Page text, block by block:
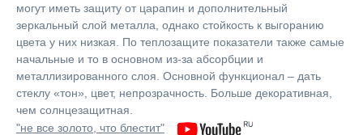
могут иметь защиту от царапин и дополнительный
зеркальный слой металла, однако стойкость к выгоранию
цвета у них низкая. По теплозащите показатели также самые
начальные и то в основном из-за абсорбции и
металлизированного слоя. Основной функционал – дать
стеклу «тон», цвет, непрозрачность. Больше декоративная,
чем солнцезащитная.
"не все золото, что блестит"